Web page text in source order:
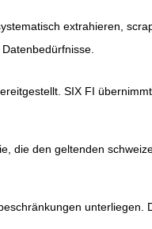
extrahieren,
SIX FI
die den geltenden
unterliegen.